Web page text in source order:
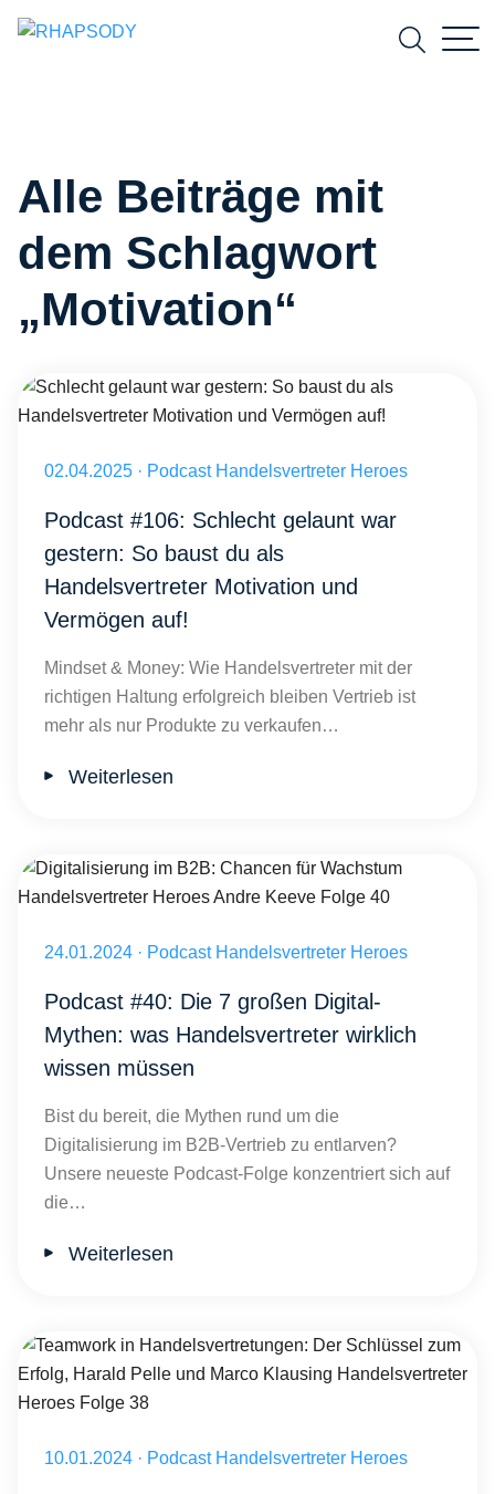
Suchen
Alle Beiträge mit
dem Schlagwort
„Motivation“
Veröffentlicht am 02.04.2025
02.04.2025 · Podcast Handelsvertreter Heroes
Podcast #106: Schlecht gelaunt war
gestern: So baust du als
Handelsvertreter Motivation und
Vermögen auf!
Mindset & Money: Wie Handelsvertreter mit der
richtigen Haltung erfolgreich bleiben Vertrieb ist
mehr als nur Produkte zu verkaufen…
Weiterlesen
Veröffentlicht am 24.01.2024
24.01.2024 · Podcast Handelsvertreter Heroes
Podcast #40: Die 7 großen Digital-
Mythen: was Handelsvertreter wirklich
wissen müssen
Bist du bereit, die Mythen rund um die
Digitalisierung im B2B-Vertrieb zu entlarven?
Unsere neueste Podcast-Folge konzentriert sich auf
die…
Weiterlesen
Veröffentlicht am 10.01.2024
10.01.2024 · Podcast Handelsvertreter Heroes